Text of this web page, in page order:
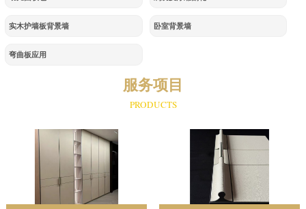
实木护墙板背景墙 卧室背景墙
弯曲板应用
服务项目
PRODUCTS